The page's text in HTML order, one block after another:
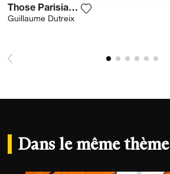
Those Parisian Squares
Guillaume Dutreix
Dans le même thème